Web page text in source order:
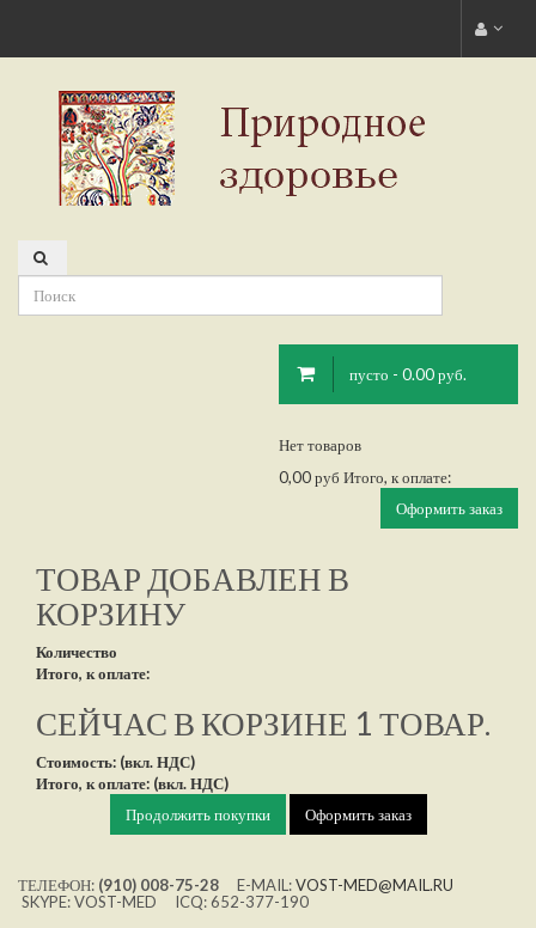
пусто - 0.00 руб.
Нет товаров
0,00 руб Итого, к оплате:
Оформить заказ
ТОВАР ДОБАВЛЕН В
КОРЗИНУ
Количество
Итого, к оплате:
СЕЙЧАС В КОРЗИНЕ 1 ТОВАР.
Стоимость: (вкл. НДС)
Итого, к оплате: (вкл. НДС)
Продолжить покупки
Оформить заказ
ТЕЛЕФОН: (910) 008-75-28 E-MAIL:VOST-MED@MAIL.RU
SKYPE: VOST-MED ICQ: 652-377-190